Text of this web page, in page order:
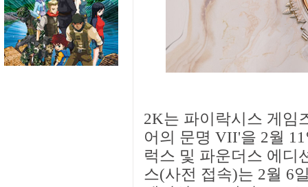
2K는 파이락시스 게임
어의 문명 VII'을 2월
럭스 및 파운더스 에디
스(사전 접속)는 2월 6